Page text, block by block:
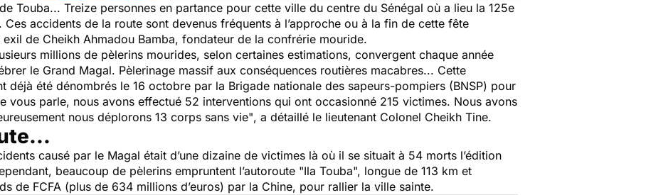
Touba... Treize personnes en partance pour cette ville du centre du Sénégal où a lieu la 125e
accidents de la route sont devenus fréquents à l’approche ou à la fin de cette fête
de Cheikh Ahmadou Bamba, fondateur de la confrérie mouride.
millions de pèlerins mourides, selon certaines estimations, convergent chaque année
le Grand Magal. Pèlerinage massif aux conséquences routières macabres... Cette
déjà été dénombrés le 16 octobre par la Brigade nationale des sapeurs-pompiers (BNSP) pour
vous parle, nous avons effectué 52 interventions qui ont occasionné 215 victimes. Nous avons
nous déplorons 13 corps sans vie", a détaillé le lieutenant Colonel Cheikh Tine.
causé par le Magal était d’une dizaine de victimes là où il se situait à 54 morts l’édition
beaucoup de pèlerins empruntent l’autoroute "Ila Touba", longue de 113 km et
de FCFA (plus de 634 millions d’euros) par la Chine, pour rallier la ville sainte.